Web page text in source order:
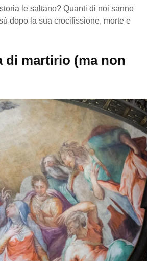
le saltano? Quanti di noi sanno
dopo la sua crocifissione, morte e
di martirio (ma non